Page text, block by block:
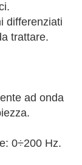
differenziati
trattare.
ad onda
0÷200 Hz.